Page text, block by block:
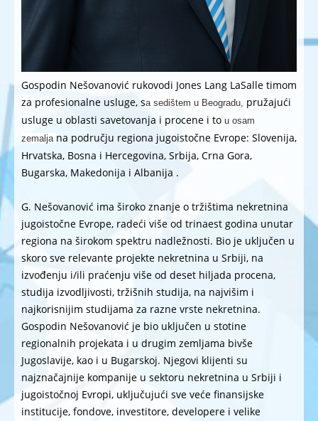
Gospodin Nešovanović rukovodi Jones Lang LaSalle timom
za profesionalne usluge, sa sedištem u Beogradu, pružajući
usluge u oblasti savetovanja i procene i to u osam
zemalja na području regiona jugoistočne Evrope: Slovenija,
Hrvatska, Bosna i Hercegovina, Srbija, Crna Gora,
Bugarska, Makedonija i Albanija .
G. Nešovanović ima široko znanje o tržištima nekretnina
jugoistočne Evrope, radeći više od trinaest godina unutar
regiona na širokom spektru nadležnosti. Bio je uključen u
skoro sve relevante projekte nekretnina u Srbiji, na
izvođenju i/ili praćenju više od deset hiljada procena,
studija izvodljivosti, tržišnih studija, na najvišim i
najkorisnijim studijama za razne vrste nekretnina.
Gospodin Nešovanović je bio uključen u stotine
regionalnih projekata i u drugim zemljama bivše
Jugoslavije, kao i u Bugarskoj. Njegovi klijenti su
najznačajnije kompanije u sektoru nekretnina u Srbiji i
jugoistočnoj Evropi, uključujući sve veće finansijske
institucije, fondove, investitore, developere i velike